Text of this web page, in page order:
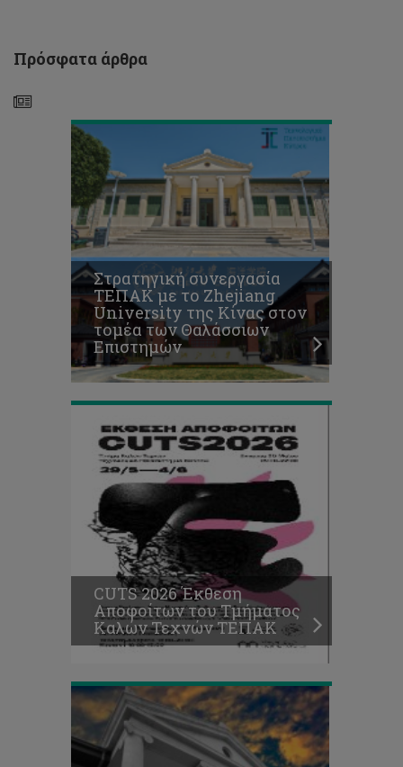
Πρόσφατα άρθρα
των
Θαλάσσιων
Στρατηγική συνεργασία
ΤΕΠΑΚ με το Zhejiang
University της Κίνας στον
τομέα των Θαλάσσιων
Επιστημών
CUTS
2026
Έκθεση
Αποφοίτων
του
Τμήματος
Καλών
Τεχνών
ΤΕΠΑΚ
CUTS 2026 Έκθεση
Αποφοίτων του Τμήματος
Καλών Τεχνών ΤΕΠΑΚ
Η
Κύπρος
επέλεξε
την
Πενταμελή
Ομάδα
της
τη
Διεθνή
Ολυμπιάδα
Οικονομικών
2026